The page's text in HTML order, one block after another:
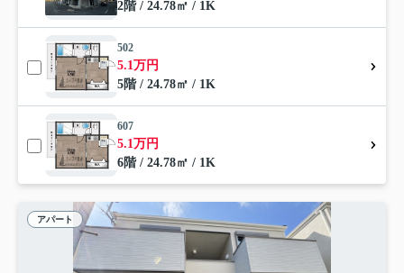
2階 / 24.78㎡ / 1K
502
5.1万円
5階 / 24.78㎡ / 1K
607
5.1万円
6階 / 24.78㎡ / 1K
アパート